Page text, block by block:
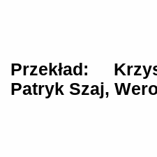
Przekład:
Patryk Szaj,